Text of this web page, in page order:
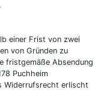
einer Frist von zwei
von Gründen zu
fristgemäße Absendung
Puchheim
Widerrufsrecht erlischt